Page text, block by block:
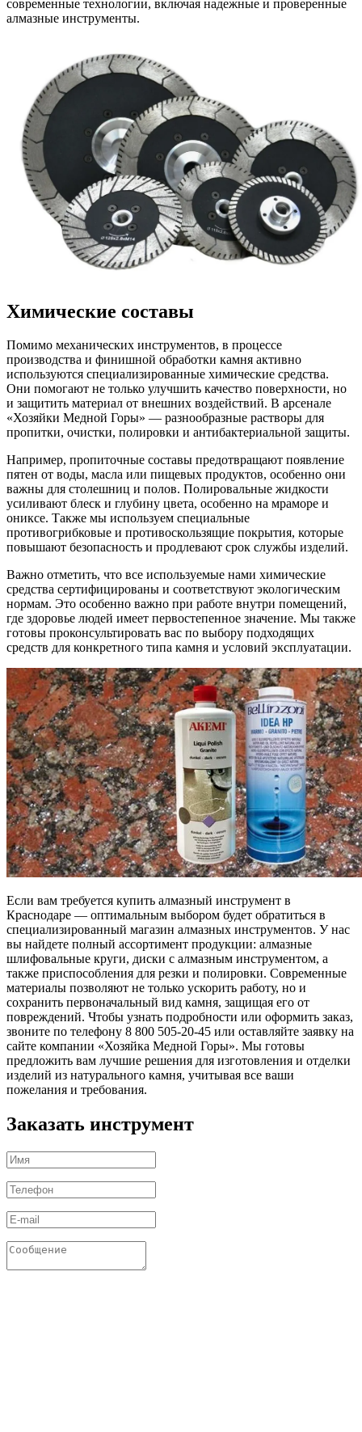
современные технологии, включая надежные и проверенные
алмазные инструменты.
Химические составы
Помимо механических инструментов, в процессе
производства и финишной обработки камня активно
используются специализированные химические средства.
Они помогают не только улучшить качество поверхности, но
и защитить материал от внешних воздействий. В арсенале
«Хозяйки Медной Горы» — разнообразные растворы для
пропитки, очистки, полировки и антибактериальной защиты.
Например, пропиточные составы предотвращают появление
пятен от воды, масла или пищевых продуктов, особенно они
важны для столешниц и полов. Полировальные жидкости
усиливают блеск и глубину цвета, особенно на мраморе и
ониксе. Также мы используем специальные
противогрибковые и противоскользящие покрытия, которые
повышают безопасность и продлевают срок службы изделий.
Важно отметить, что все используемые нами химические
средства сертифицированы и соответствуют экологическим
нормам. Это особенно важно при работе внутри помещений,
где здоровье людей имеет первостепенное значение. Мы также
готовы проконсультировать вас по выбору подходящих
средств для конкретного типа камня и условий эксплуатации.
Если вам требуется купить алмазный инструмент в
Краснодаре — оптимальным выбором будет обратиться в
специализированный магазин алмазных инструментов. У нас
вы найдете полный ассортимент продукции: алмазные
шлифовальные круги, диски с алмазным инструментом, а
также приспособления для резки и полировки. Современные
материалы позволяют не только ускорить работу, но и
сохранить первоначальный вид камня, защищая его от
повреждений. Чтобы узнать подробности или оформить заказ,
звоните по телефону 8 800 505-20-45 или оставляйте заявку на
сайте компании «Хозяйка Медной Горы». Мы готовы
предложить вам лучшие решения для изготовления и отделки
изделий из натурального камня, учитывая все ваши
пожелания и требования.
Заказать инструмент